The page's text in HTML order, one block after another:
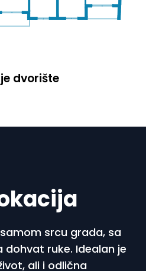
dvorište
srcu grada, sa
dohvat ruke. Idealan je
ali i odlična